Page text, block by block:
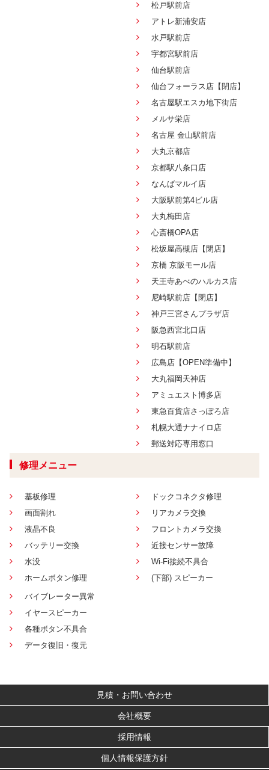
松戸駅前店
アトレ新浦安店
水戸駅前店
宇都宮駅前店
仙台駅前店
仙台フォーラス店【閉店】
名古屋駅エスカ地下街店
メルサ栄店
名古屋 金山駅前店
大丸京都店
京都駅八条口店
なんばマルイ店
大阪駅前第4ビル店
大丸梅田店
心斎橋OPA店
松坂屋高槻店【閉店】
京橋 京阪モール店
天王寺あべのハルカス店
尼崎駅前店【閉店】
神戸三宮さんプラザ店
阪急西宮北口店
明石駅前店
広島店【OPEN準備中】
大丸福岡天神店
アミュエスト博多店
東急百貨店さっぽろ店
札幌大通ナナイロ店
郵送対応専用窓口
修理メニュー
基板修理
画面割れ
液晶不良
バッテリー交換
水没
ホームボタン修理
ドックコネクタ修理
リアカメラ交換
フロントカメラ交換
近接センサー故障
Wi-Fi接続不具合
(下部) スピーカー
バイブレーター異常
イヤースピーカー
各種ボタン不具合
データ復旧・復元
見積・お問い合わせ
会社概要
採用情報
個人情報保護方針